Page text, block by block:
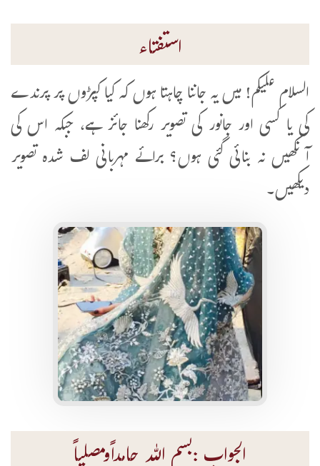
استفتاء
السلام علیکم! میں یہ جاننا چاہتا ہوں کہ کیا کپڑوں پر پرندے
کی یا کسی اور جانور کی تصویر رکھنا جائز ہے، جبکہ اس کی
آنکھیں نہ بنائی گئی ہوں؟ برائے مہربانی لف شدہ تصویر
دیکھیں۔